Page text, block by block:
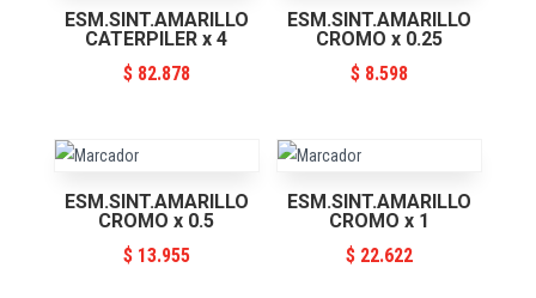
ESM.SINT.AMARILLO
CATERPILER x 4
$82.878
ESM.SINT.AMARILLO
CROMO x 0.25
$ 8.598
ESM.SINT.AMARILLO
CROMO x 0.5
$13.955
ESM.SINT.AMARILLO
CROMO x 1
$ 22.622